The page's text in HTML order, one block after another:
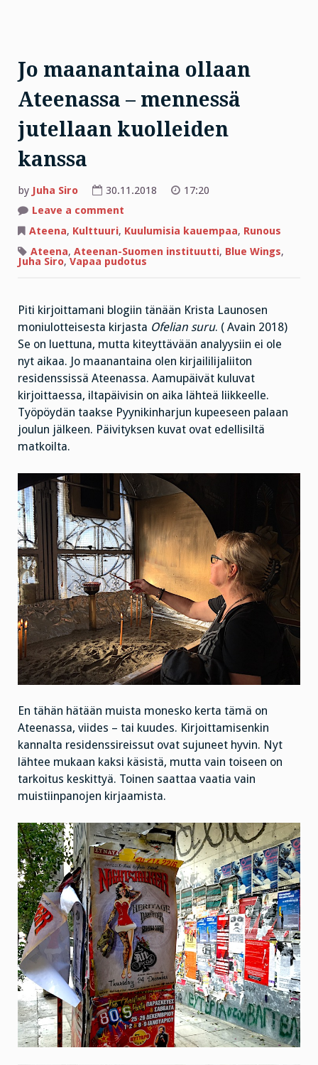
Jo maanantaina ollaan
Ateenassa – mennessä
jutellaan kuolleiden
kanssa
by Juha Siro 30.11.2018
17:20
Leave a comment
maanantaina
Ateenassa
–
Ateena, Kulttuuri, Kuulumisia kauempaa, Runous
Ateena, Ateenan-Suomen instituutti, Blue Wings,
Juha Siro, Vapaa pudotus
Piti kirjoittamani blogiin tänään Krista Launosen
moniulotteisesta kirjasta Ofelian suru. ( Avain 2018)
Se on luettuna, mutta kiteyttävään analyysiin ei ole
nyt aikaa. Jo maanantaina olen kirjaililijaliiton
residenssissä Ateenassa. Aamupäivät kuluvat
kirjoittaessa, iltapäivisin on aika lähteä liikkeelle.
Työpöydän taakse Pyynikinharjun kupeeseen palaan
joulun jälkeen. Päivityksen kuvat ovat edellisiltä
matkoilta.
En tähän hätään muista monesko kerta tämä on
Ateenassa, viides – tai kuudes. Kirjoittamisenkin
kannalta residenssireissut ovat sujuneet hyvin. Nyt
lähtee mukaan kaksi käsistä, mutta vain toiseen on
tarkoitus keskittyä. Toinen saattaa vaatia vain
muistiinpanojen kirjaamista.